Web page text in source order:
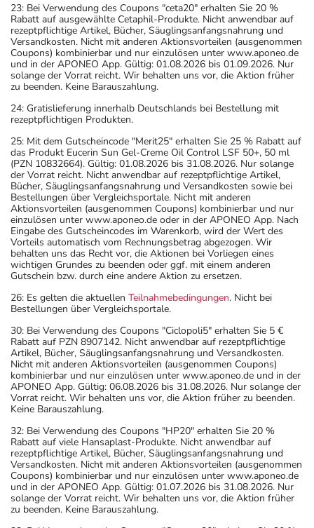
23: Bei Verwendung des Coupons "ceta20" erhalten Sie 20 %
Rabatt auf ausgewählte Cetaphil-Produkte. Nicht anwendbar auf
rezeptpflichtige Artikel, Bücher, Säuglingsanfangsnahrung und
Versandkosten. Nicht mit anderen Aktionsvorteilen (ausgenommen
Coupons) kombinierbar und nur einzulösen unter www.aponeo.de
und in der APONEO App. Gültig: 01.08.2026 bis 01.09.2026. Nur
solange der Vorrat reicht. Wir behalten uns vor, die Aktion früher
zu beenden. Keine Barauszahlung.
24: Gratislieferung innerhalb Deutschlands bei Bestellung mit
rezeptpflichtigen Produkten.
25: Mit dem Gutscheincode "Merit25" erhalten Sie 25 % Rabatt auf
das Produkt Eucerin Sun Gel-Creme Oil Control LSF 50+, 50 ml
(PZN 10832664). Gültig: 01.08.2026 bis 31.08.2026. Nur solange
der Vorrat reicht. Nicht anwendbar auf rezeptpflichtige Artikel,
Bücher, Säuglingsanfangsnahrung und Versandkosten sowie bei
Bestellungen über Vergleichsportale. Nicht mit anderen
Aktionsvorteilen (ausgenommen Coupons) kombinierbar und nur
einzulösen unter www.aponeo.de oder in der APONEO App. Nach
Eingabe des Gutscheincodes im Warenkorb, wird der Wert des
Vorteils automatisch vom Rechnungsbetrag abgezogen. Wir
behalten uns das Recht vor, die Aktionen bei Vorliegen eines
wichtigen Grundes zu beenden oder ggf. mit einem anderen
Gutschein bzw. durch eine andere Aktion zu ersetzen.
26: Es gelten die aktuellen Teilnahmebedingungen. Nicht bei
Bestellungen über Vergleichsportale.
30: Bei Verwendung des Coupons "Ciclopoli5" erhalten Sie 5 €
Rabatt auf PZN 8907142. Nicht anwendbar auf rezeptpflichtige
Artikel, Bücher, Säuglingsanfangsnahrung und Versandkosten.
Nicht mit anderen Aktionsvorteilen (ausgenommen Coupons)
kombinierbar und nur einzulösen unter www.aponeo.de und in der
APONEO App. Gültig: 06.08.2026 bis 31.08.2026. Nur solange der
Vorrat reicht. Wir behalten uns vor, die Aktion früher zu beenden.
Keine Barauszahlung.
32: Bei Verwendung des Coupons "HP20" erhalten Sie 20 %
Rabatt auf viele Hansaplast-Produkte. Nicht anwendbar auf
rezeptpflichtige Artikel, Bücher, Säuglingsanfangsnahrung und
Versandkosten. Nicht mit anderen Aktionsvorteilen (ausgenommen
Coupons) kombinierbar und nur einzulösen unter www.aponeo.de
und in der APONEO App. Gültig: 01.07.2026 bis 31.08.2026. Nur
solange der Vorrat reicht. Wir behalten uns vor, die Aktion früher
zu beenden. Keine Barauszahlung.